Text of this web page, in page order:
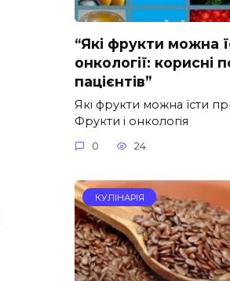
“Які фрукти можна
онкології: корисні
пацієнтів”
Які фрукти можна їсти
Фрукти і онкологія
0 24
КУЛІНАРІЯ